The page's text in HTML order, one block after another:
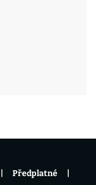
Předplatné